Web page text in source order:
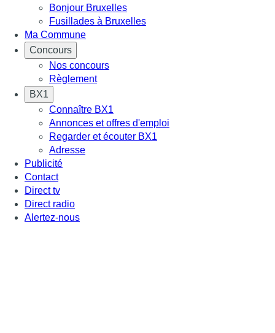
Bonjour Bruxelles
Fusillades à Bruxelles
Ma Commune
Concours
Nos concours
Règlement
BX1
Connaître BX1
Annonces et offres d'emploi
Regarder et écouter BX1
Adresse
Publicité
Contact
Direct tv
Direct radio
Alertez-nous